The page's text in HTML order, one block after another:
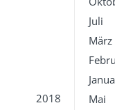
Juli
März
2018
Mai